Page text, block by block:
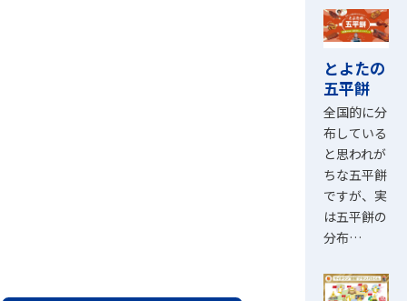
とよたの
五平餅
全国的に分
布している
と思われが
ちな五平餅
ですが、実
は五平餅の
分布…